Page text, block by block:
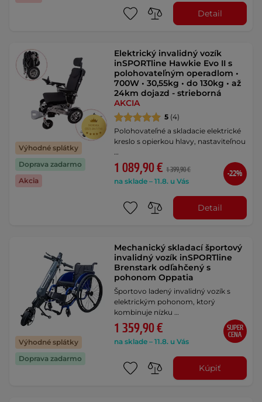
Detail
Výhodné splátky
Doprava zadarmo
Akcia
Elektrický invalidný vozík
inSPORTline Hawkie Evo II s
polohovateľným operadlom •
700W • 30,55kg • do 130kg • až
24km dojazd - strieborná
AKCIA
5 (4)
Polohovateľné a skladacie elektrické
kreslo s opierkou hlavy, nastaviteľnou
…
1 089,90 € 1 399,90 €
na sklade – 11.8. u Vás
-22%
Detail
Výhodné splátky
Doprava zadarmo
Mechanický skladací športový
invalidný vozík inSPORTline
Brenstark odľahčený s
pohonom Oppatia
Športovo ladený invalidný vozík s
elektrickým pohonom, ktorý
kombinuje nízku …
1 359,90 €
na sklade – 11.8. u Vás
SUPER
CENA
Kúpiť